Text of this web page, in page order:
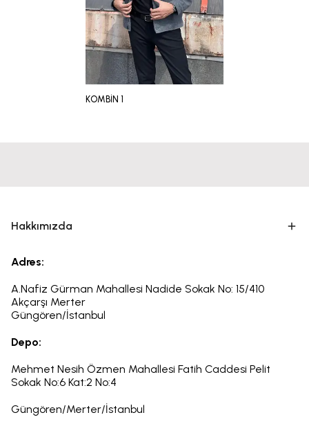
KOMBİN 1
Hakkımızda
Adres:
A.Nafiz Gürman Mahallesi Nadide Sokak No: 15/410
Akçarşı Merter
Güngören/İstanbul
Depo:
Mehmet Nesih Özmen Mahallesi Fatih Caddesi Pelit
Sokak No:6 Kat:2 No:4
Güngören/Merter/İstanbul